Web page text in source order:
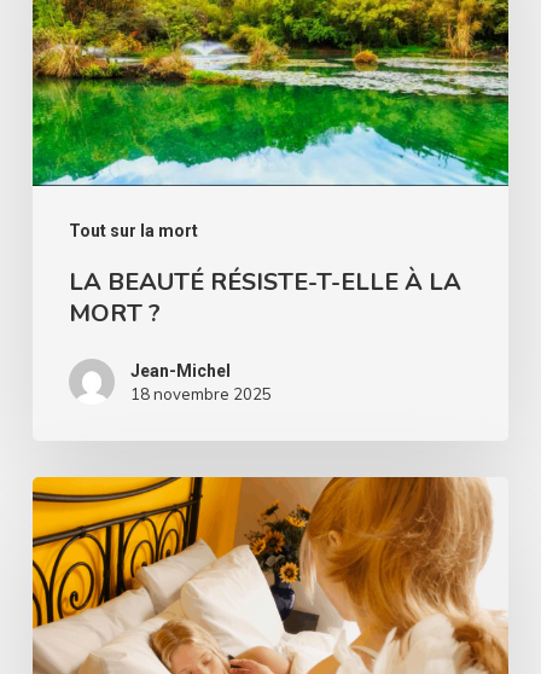
Tout sur la mort
ELLE
À
LA
MORT
?
LA BEAUTÉ RÉSISTE-T-ELLE À LA
MORT ?
Jean-Michel
18 novembre 2025
Les
anges
gardiens
existent-
ils